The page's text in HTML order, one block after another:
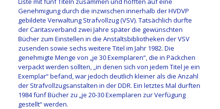
Genehmigung durch die inzwischen innerhalb der HVDVP
gebildete Verwaltung Strafvollzug (VSV). Tatsächlich durfte
der Caritasverband zwei Jahre später die gewünschten
Bücher zum Einstellen in die Anstaltsbibliotheken der VSV
zusenden sowie sechs weitere Titel im Jahr 1982. Die
genehmigte Menge von „je 30 Exemplaren“, die in Päckchen
verpackt werden sollten, „in denen sich von jedem Titel je ein
Exemplar“ befand, war jedoch deutlich kleiner als die Anzahl
der Strafvollzugsanstalten in der DDR. Ein letztes Mal durften
1984 fünf Bücher zu „je 20-30 Exemplaren zur Verfügung
gestellt“ werden.